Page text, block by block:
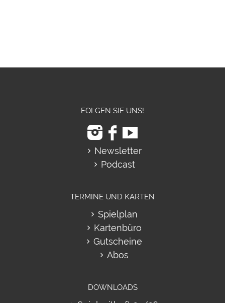
FOLGEN SIE UNS!
Newsletter
Podcast
TERMINE UND KARTEN
Spielplan
Kartenbüro
Gutscheine
Abos
DOWNLOADS